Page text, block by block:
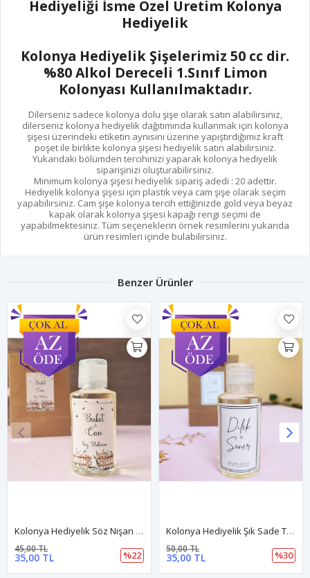
Hediyeliği İsme Özel Üretim Kolonya
Hediyelik
Kolonya Hediyelik Şişelerimiz 50 cc dir.
%80 Alkol Dereceli 1.Sınıf Limon
Kolonyası Kullanılmaktadır.
Dilerseniz sadece kolonya dolu şişe olarak satın alabilirsiniz,
dilerseniz kolonya hediyelik dağıtımında kullanmak için kolonya
şişesi üzerindeki etiketin aynısını üzerine yapıştırdığımız kraft
poşet ile birlikte kolonya şişesi hediyelik satın alabilirsiniz.
Yukarıdaki bölümden tercihinizi yaparak kolonya hediyelik
siparişinizi oluşturabilirsiniz.
Minimum kolonya şişesi hediyelik sipariş adedi : 20 adettir.
Hediyelik kolonya şişesi için plastik veya cam şişe olarak seçim
yapabilirsiniz. Cam şişe kolonya tercih ettiğinizde gold veya beyaz
kapak olarak kolonya şişesi kapağı rengi seçimi de
yapabilmektesiniz. Tüm seçeneklerin örnek resimlerini yukarıda
ürün resimleri içinde bulabilirsiniz.
Benzer Ürünler
Kolonya Hediyelik Söz Nişan Nikah Hatırası Dnkl025
35,00 TL
45,00 TL
%22
Kolonya Hediyelik Şık Sade Tasarım Dnkl003
35,00 TL
50,00 TL
%30